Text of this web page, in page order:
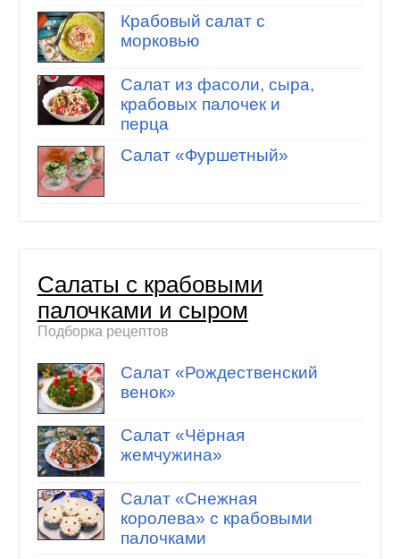
Крабовый салат с
морковью
Салат из фасоли, сыра,
крабовых палочек и
перца
Салат «Фуршетный»
Салаты с крабовыми
палочками и сыром
Подборка рецептов
Салат «Рождественский
венок»
Салат «Чёрная
жемчужина»
Салат «Снежная
королева» с крабовыми
палочками